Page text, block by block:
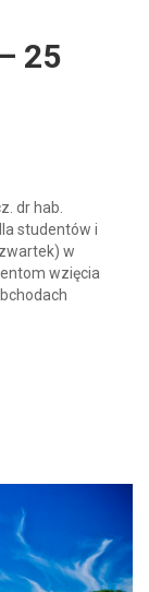
25
dr hab.
studentów i
w
wzięcia